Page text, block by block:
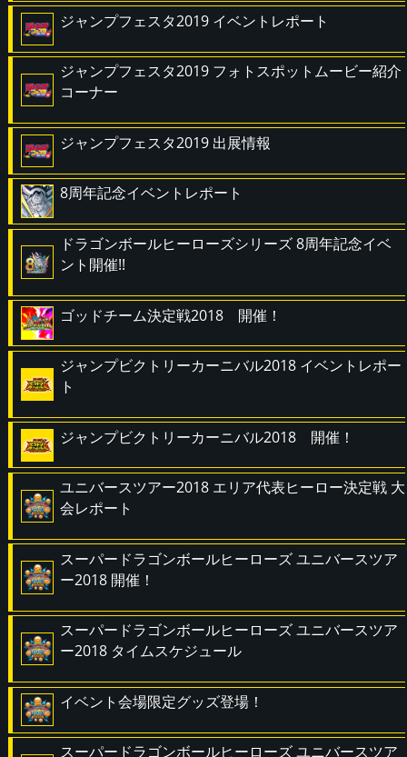
ジャンプフェスタ2019 イベントレポート
ジャンプフェスタ2019 フォトスポットムービー紹介
コーナー
ジャンプフェスタ2019 出展情報
8周年記念イベントレポート
ドラゴンボールヒーローズシリーズ 8周年記念イベ
ント開催!!
ゴッドチーム決定戦2018 開催！
ジャンプビクトリーカーニバル2018 イベントレポー
ト
ジャンプビクトリーカーニバル2018 開催！
ユニバースツアー2018 エリア代表ヒーロー決定戦 大
会レポート
スーパードラゴンボールヒーローズ ユニバースツア
ー2018 開催！
スーパードラゴンボールヒーローズ ユニバースツア
ー2018 タイムスケジュール
イベント会場限定グッズ登場！
スーパードラゴンボールヒーローズ ユニバースツア